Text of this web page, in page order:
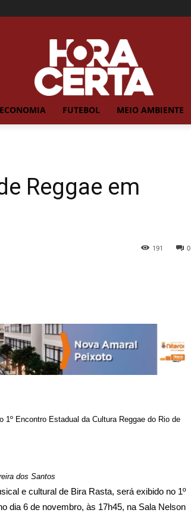
ECONOMIA FUTEBOL MEIO AMBIENTE
Reggae em
0
191
1º Encontro Estadual da Cultura Reggae do Rio de
dos Santos
e cultural de Bira Rasta, será exibido no 1º
dia 6 de novembro, às 17h45, na Sala Nelson